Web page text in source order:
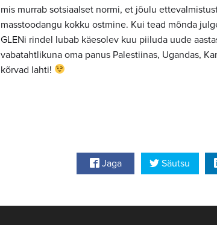
mis murrab sotsiaalset normi, et jõulu
masstoodangu kokku ostmine. Kui tead mõnda
GLENi rindel lubab käesolev kuu piiluda uude
vabatahtlikuna oma panus Palestiinas, Ugandas,
kõrvad lahti!
Jaga Säutsu